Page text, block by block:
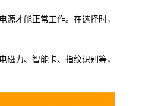
才能正常工作。在选择时，
力、智能卡、指纹识别等，